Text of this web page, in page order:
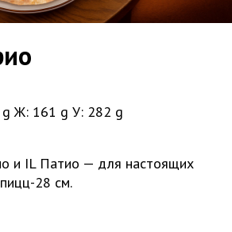
Ж: 161 g У: 282 g
и IL Патио — для настоящих
28 см.